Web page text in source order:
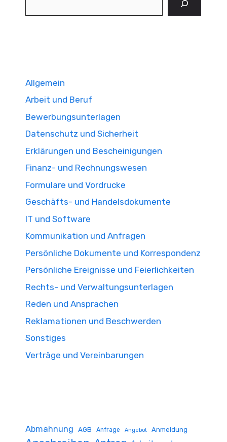
Allgemein
Arbeit und Beruf
Bewerbungsunterlagen
Datenschutz und Sicherheit
Erklärungen und Bescheinigungen
Finanz- und Rechnungswesen
Formulare und Vordrucke
Geschäfts- und Handelsdokumente
IT und Software
Kommunikation und Anfragen
Persönliche Dokumente und Korrespondenz
Persönliche Ereignisse und Feierlichkeiten
Rechts- und Verwaltungsunterlagen
Reden und Ansprachen
Reklamationen und Beschwerden
Sonstiges
Verträge und Vereinbarungen
Abmahnung AGB Anfrage Angebot Anmeldung